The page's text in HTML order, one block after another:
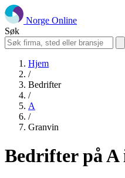
Norge Online
Søk
Hjem
/
Bedrifter
/
A
/
Granvin
Bedrifter på